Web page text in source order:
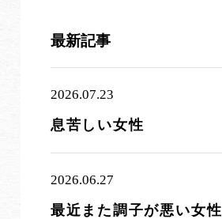
最新記事
2026.07.23
息苦しい女性
2026.06.27
最近また調子が悪い女性